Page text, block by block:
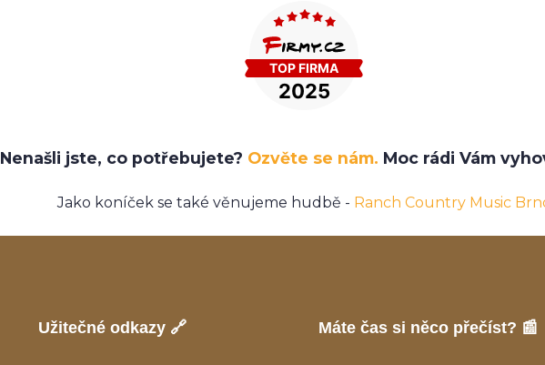
Nenašli jste, co potřebujete? Ozvěte se nám. Moc rádi Vám
Jako koníček se také věnujeme hudbě - Ranch Country Music
Užitečné odkazy 🔗 Máte čas si něco přečíst? 📰